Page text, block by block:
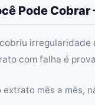
Pode
irregularidade
com falha é
extrato mês a